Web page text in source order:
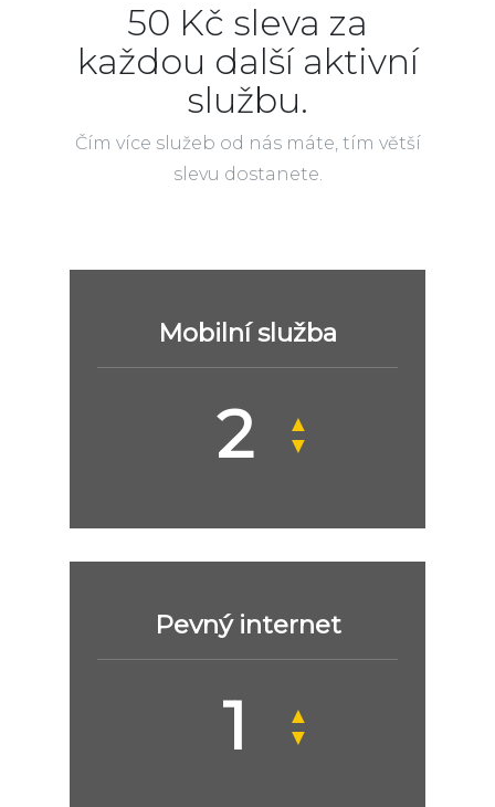
50 Kč sleva za
každou další aktivní
službu.
Čím více služeb od nás máte, tím větší
slevu dostanete.
Mobilní služba
▲
▼
Pevný internet
▲
▼